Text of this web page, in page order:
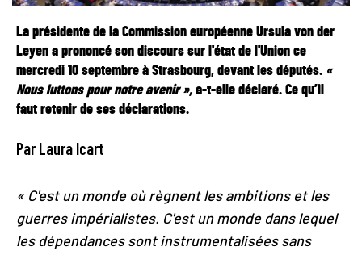
La présidente de la Commission européenne Ursula von der
Leyen a prononcé son discours sur l'état de l'Union ce
mercredi 10 septembre à Strasbourg, devant les députés. «
Nous luttons pour notre avenir », a-t-elle déclaré. Ce qu’il
faut retenir de ses déclarations.
Par Laura Icart
« C'est un monde où règnent les ambitions et les
guerres impérialistes. C'est un monde dans lequel
les dépendances sont instrumentalisées sans